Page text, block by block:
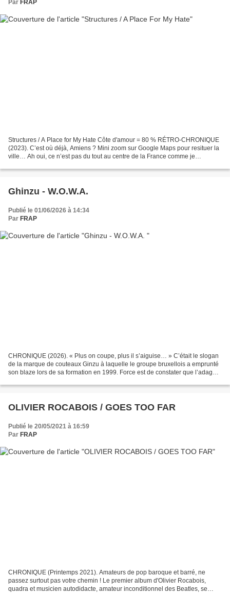
Par FRAP
Structures / A Place for My Hate Côte d'amour = 80 % RÉTRO-CHRONIQUE
(2023). C’est où déjà, Amiens ? Mini zoom sur Google Maps pour resituer la
ville… Ah oui, ce n’est pas du tout au centre de la France comme je
Ghinzu - W.O.W.A.
Publié le 01/06/2026 à 14:34
Par FRAP
CHRONIQUE (2026). « Plus on coupe, plus il s’aiguise… » C’était le slogan
de la marque de couteaux Ginzu à laquelle le groupe bruxellois a emprunté
son blaze lors de sa formation en 1999. Force est de constater que l’adage
OLIVIER ROCABOIS / GOES TOO FAR
Publié le 20/05/2021 à 16:59
Par FRAP
CHRONIQUE (Printemps 2021). Amateurs de pop baroque et barré, ne
passez surtout pas votre chemin ! Le premier album d'Olivier Rocabois,
quadra et musicien autodidacte, amateur inconditionnel des Beatles, se